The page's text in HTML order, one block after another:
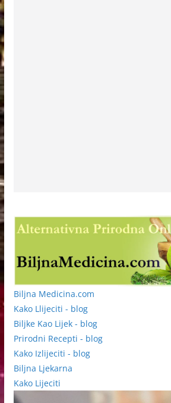
Biljna Medicina.com
Kako Llijeciti - blog
Biljke Kao Lijek - blog
Prirodni Recepti - blog
Kako Izlijeciti - blog
Biljna Ljekarna
Kako Lijeciti